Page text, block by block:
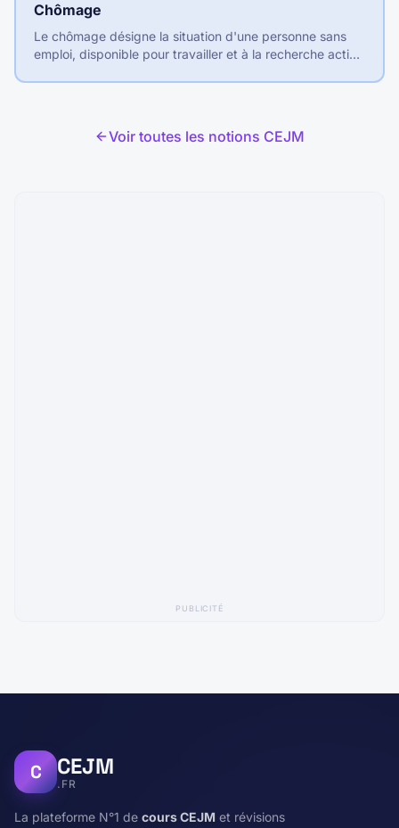
Chômage
Le chômage désigne la situation d'une personne sans
emploi, disponible pour travailler et à la recherche active
Voir toutes les notions CEJM
PUBLICITÉ
C CEJM
.FR
La plateforme N°1 de cours CEJM et révisions